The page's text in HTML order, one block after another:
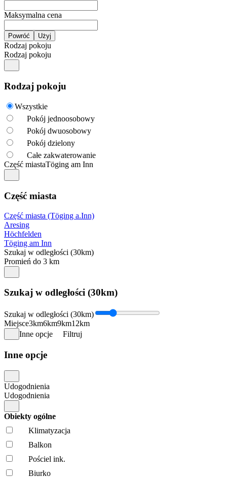
Maksymalna cena
Rodzaj pokoju
Rodzaj pokoju
Rodzaj pokoju
Wszystkie
Pokój jednoosobowy
Pokój dwuosobowy
Pokój dzielony
Całe zakwaterowanie
Część miastaTöging am Inn
Część miasta
Część miasta (Töging a.Inn)
Aresing
Höchfelden
Töging am Inn
Szukaj w odległości (30km)
Promień do 3 km
Szukaj w odległości (30km)
Szukaj w odległości (30km)
Miejsce3km6km9km12km
Inne opcje
Filtruj
Inne opcje
Udogodnienia
Udogodnienia
Obiekty ogólne
Klimatyzacja
Balkon
Pościel ink.
Biurko